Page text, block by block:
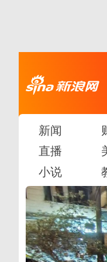
新闻
直播
小说